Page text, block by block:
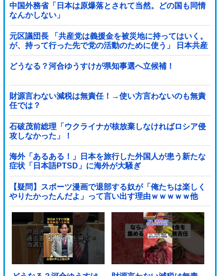
中国外務省「日本は原爆落とされて当然。どの国も同情
なんかしない」
元区議団長 「共産党は義援金を被災地に持ってはいく。
が、持って行った先で党の活動のために使う」 日本共産
党「事実ではありません」
どうなる？河合ゆうすけが県知事選へ立候補！
財源言わない減税は無責任！→使い方言わないのも無責
任では？
石破茂前総理「ウクライナが核放棄しなければロシア侵
攻しなかった」！
海外「あるある！」日本を旅行した外国人が患う新たな
症状「日本語PTSD」に海外が大騒ぎ
【疑問】スポーツ漫画で退部する奴が「俺たちは楽しく
やりたかったんだよ」って言い出す理由ｗｗｗｗｗ他